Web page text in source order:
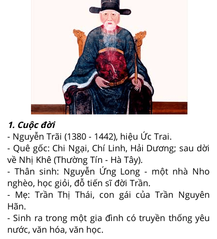
1. Cuộc đời
- Nguyễn Trãi (1380 - 1442), hiệu Ức Trai.
- Quê gốc: Chi Ngại, Chí Linh, Hải Dương; sau dời
về Nhị Khê (Thường Tín - Hà Tây).
- Thân sinh: Nguyễn Ứng Long - một nhà Nho
nghèo, học giỏi, đỗ tiến sĩ đời Trần.
- Mẹ: Trần Thị Thái, con gái của Trần Nguyên
Hãn.
- Sinh ra trong một gia đình có truyền thống yêu
nước, văn hóa, văn học.